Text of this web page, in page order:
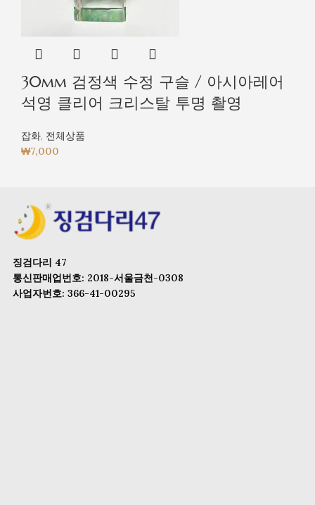
30mm 검정색 수정 구슬 / 아시아레어
석영 클리어 크리스탈 투명 촬영
잡화, 전체상품
₩7,000
징검다리 47
통신판매업번호: 2018-서울금천-0308
사업자번호: 366-41-00295